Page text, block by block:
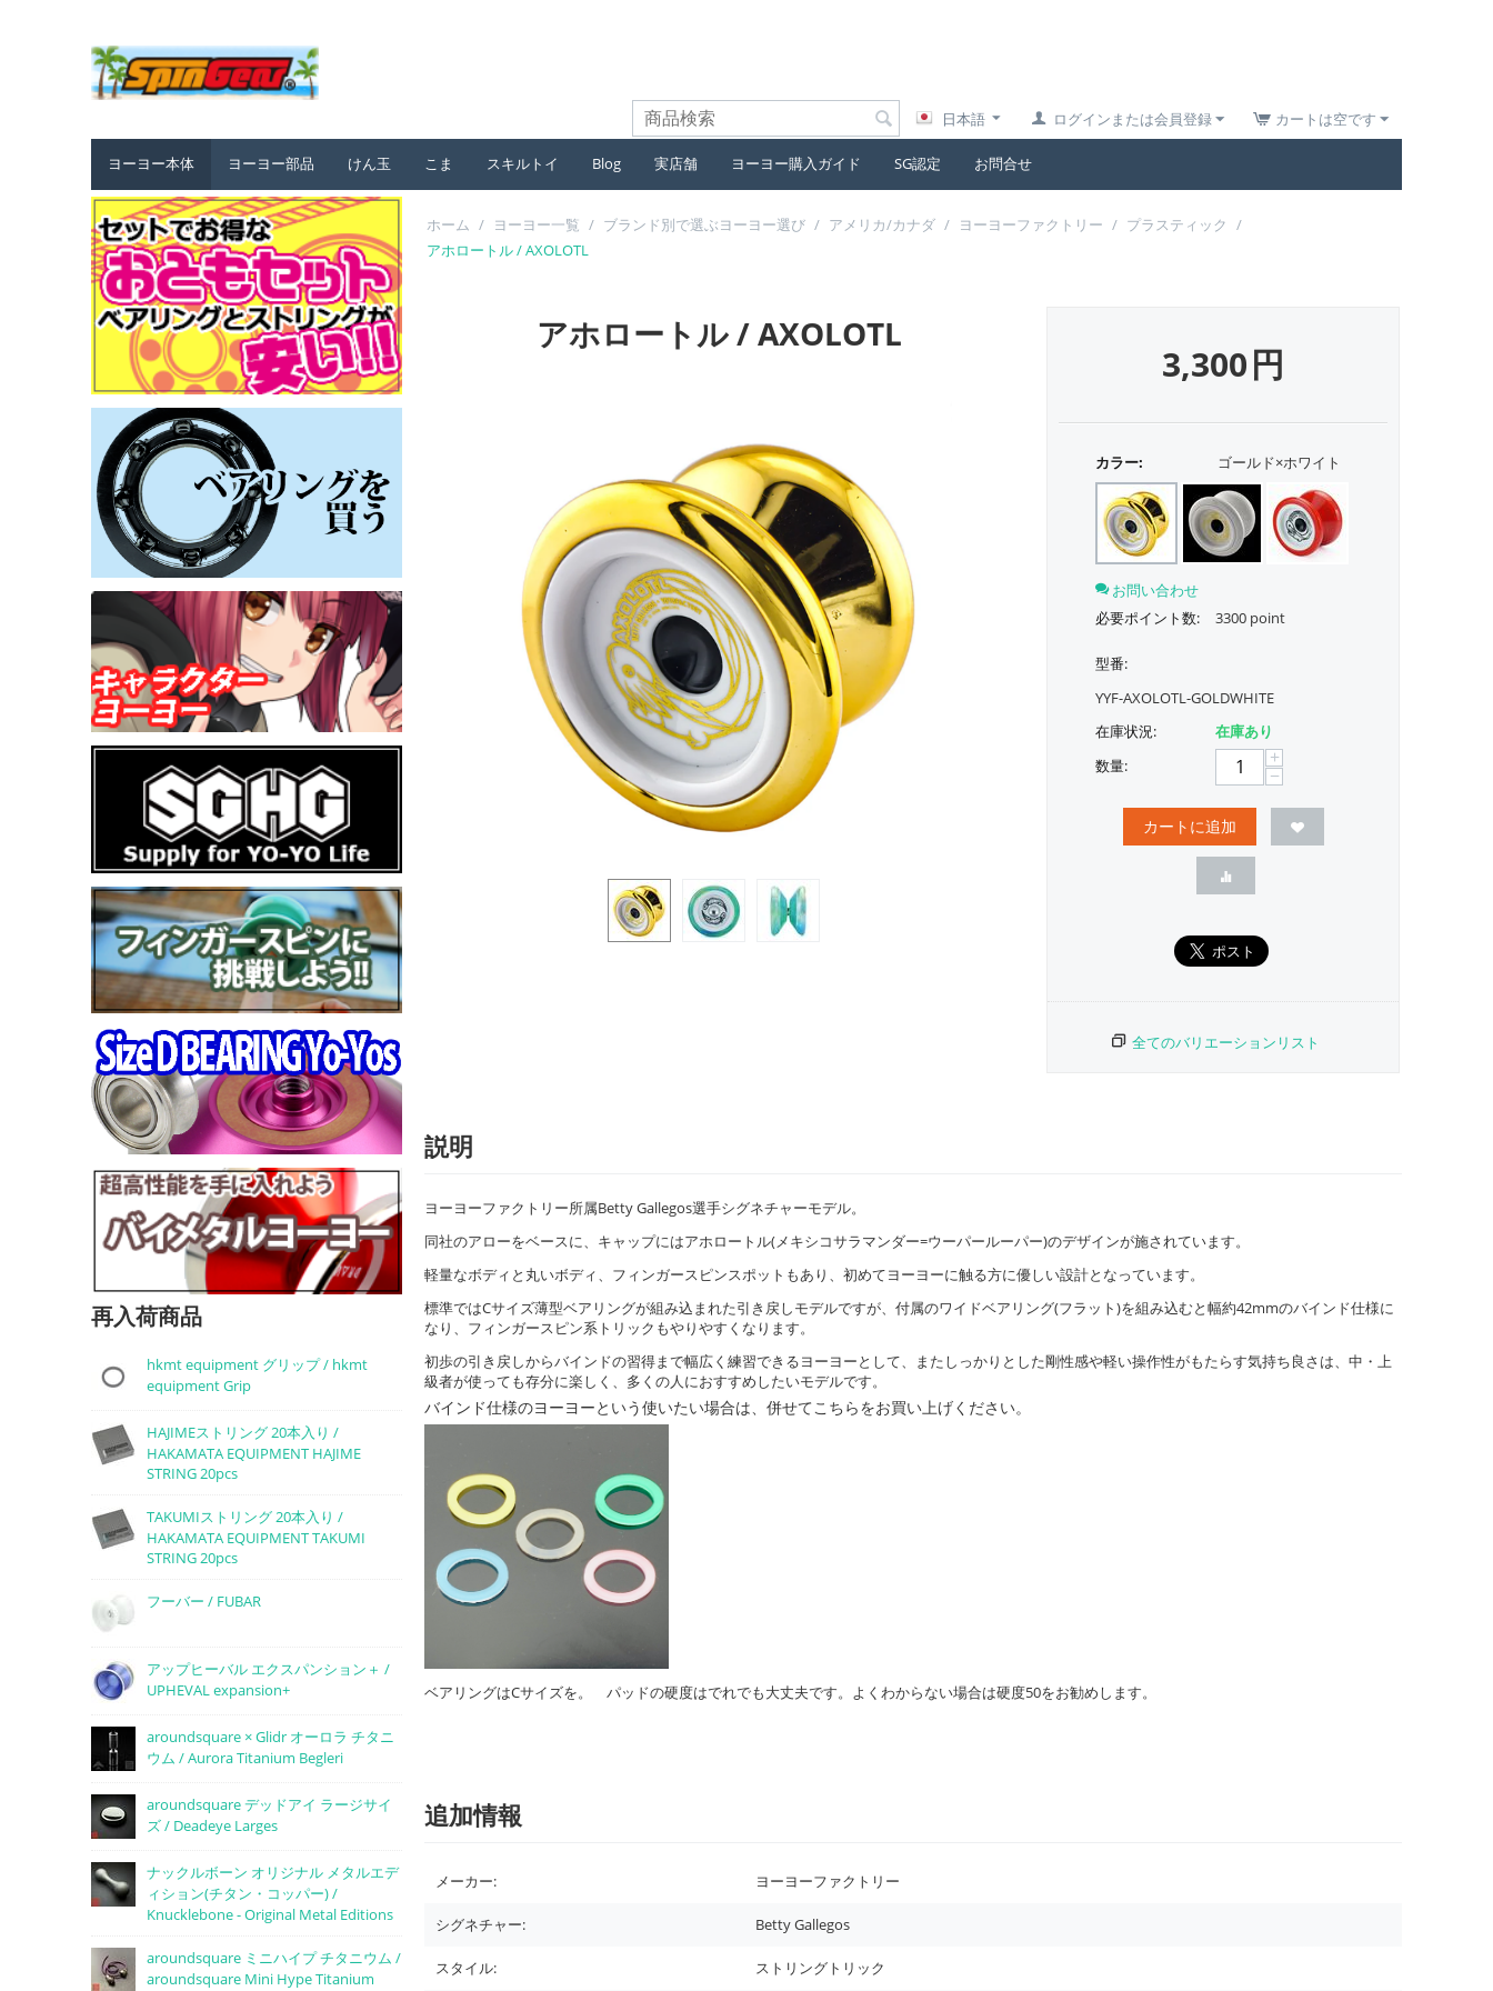
カートは空です
ログインまたは会員登録
日本語
ヨーヨー本体 ヨーヨー部品 けん玉 こま スキルトイ Blog 実店舗 ヨーヨー購入ガイド SG認定 お問合せ
再入荷商品
hkmt equipment グリップ / hkmt
equipment Grip
HAJIMEストリング 20本入り /
HAKAMATA EQUIPMENT HAJIME
STRING 20pcs
TAKUMIストリング 20本入り /
HAKAMATA EQUIPMENT TAKUMI
STRING 20pcs
フーバー / FUBAR
アップヒーバル エクスパンション＋ /
UPHEVAL expansion+
aroundsquare × Glidr オーロラ チタニ
ウム / Aurora Titanium Begleri
aroundsquare デッドアイ ラージサイ
ズ / Deadeye Larges
ナックルボーン オリジナル メタルエデ
ィション(チタン・コッパー) /
Knucklebone - Original Metal Editions
aroundsquare ミニハイプ チタニウム /
aroundsquare Mini Hype Titanium
ホーム / ヨーヨー一覧 / ブランド別で選ぶヨーヨー選び / アメリカ/カナダ / ヨーヨーファクトリー / プラスティック /
アホロートル / AXOLOTL
アホロートル / AXOLOTL
3,300円
カラー: ゴールド×ホワイト
お問い合わせ
必要ポイント数:
3300 point
型番:
YYF-AXOLOTL-GOLDWHITE
在庫状況:
在庫あり
数量:
+
−
カートに追加
全てのバリエーションリスト
説明
ヨーヨーファクトリー所属Betty Gallegos選手シグネチャーモデル。
同社のアローをベースに、キャップにはアホロートル(メキシコサラマンダー=ウーパールーパー)のデザインが施されています。
軽量なボディと丸いボディ、フィンガースピンスポットもあり、初めてヨーヨーに触る方に優しい設計となっています。
標準ではCサイズ薄型ベアリングが組み込まれた引き戻しモデルですが、付属のワイドベアリング(フラット)を組み込むと幅約42mmのバインド仕様に
なり、フィンガースピン系トリックもやりやすくなります。
初歩の引き戻しからバインドの習得まで幅広く練習できるヨーヨーとして、またしっかりとした剛性感や軽い操作性がもたらす気持ち良さは、中・上
級者が使っても存分に楽しく、多くの人におすすめしたいモデルです。
バインド仕様のヨーヨーという使いたい場合は、併せてこちらをお買い上げください。
ベアリングはCサイズを。 パッドの硬度はでれでも大丈夫です。よくわからない場合は硬度50をお勧めします。
追加情報
メーカー: ヨーヨーファクトリー
シグネチャー: Betty Gallegos
スタイル: ストリングトリック